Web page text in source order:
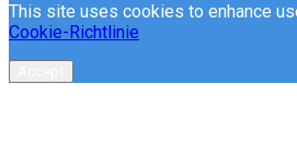
This site uses cookies to enhance
Cookie-Richtlinie